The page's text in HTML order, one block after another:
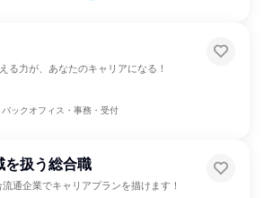
る力が、あなたのキャリアになる！
バックオフィス・事務・受付
を扱う総合職
通企業でキャリアプランを描けます！